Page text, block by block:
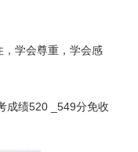
学会尊重，学会感
成绩520 _549分免收